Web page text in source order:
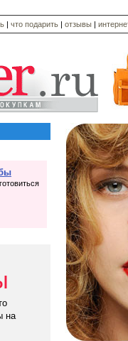
| что подарить | отзывы |
на